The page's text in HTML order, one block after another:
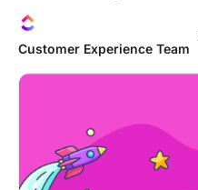
Customer Experience Team